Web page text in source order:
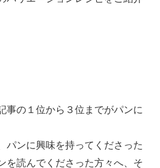
事の１位から３位までがパンに
パンに興味を持ってくださった
を読んでくださった方々へ、そ